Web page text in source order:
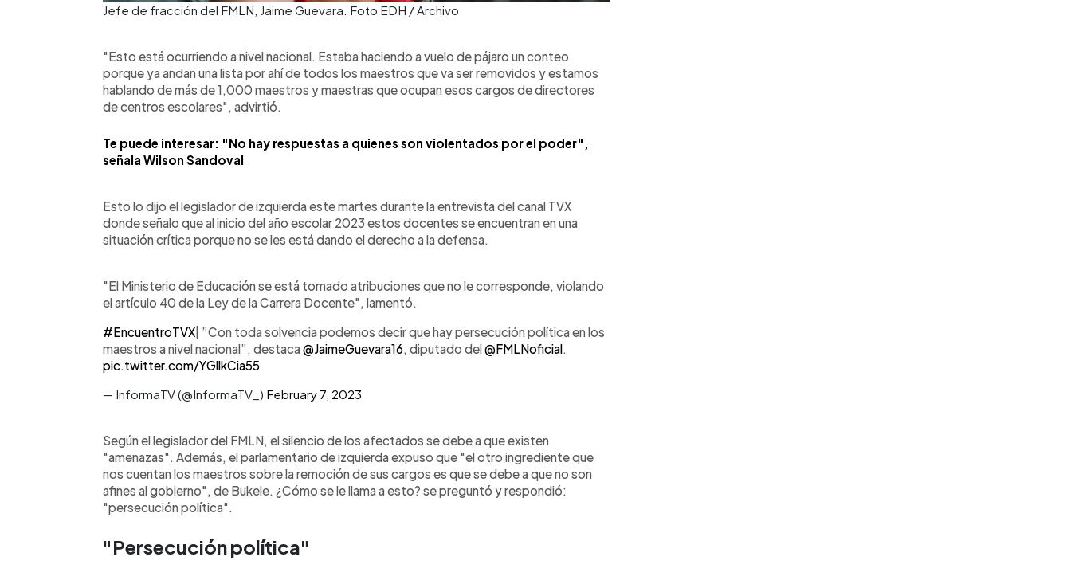
Jefe de fracción del FMLN, Jaime Guevara. Foto EDH / Archivo
"Esto está ocurriendo a nivel nacional. Estaba haciendo a vuelo de pájaro un conteo
porque ya andan una lista por ahí de todos los maestros que va ser removidos y estamos
hablando de más de 1,000 maestros y maestras que ocupan esos cargos de directores
de centros escolares", advirtió.
Te puede interesar: "No hay respuestas a quienes son violentados por el poder",
señala Wilson Sandoval
Esto lo dijo el legislador de izquierda este martes durante la entrevista del canal TVX
donde señalo que al inicio del año escolar 2023 estos docentes se encuentran en una
situación crítica porque no se les está dando el derecho a la defensa.
"El Ministerio de Educación se está tomado atribuciones que no le corresponde, violando
el artículo 40 de la Ley de la Carrera Docente", lamentó.
#EncuentroTVX | ”Con toda solvencia podemos decir que hay persecución política en los
maestros a nivel nacional”, destaca@JaimeGuevara16 , diputado del@FMLNoficial
pic.twitter.com/YGllkCia55
— InformaTV (@InformaTV_) February 7, 2023
Según el legislador del FMLN, el silencio de los afectados se debe a que existen
"amenazas". Además, el parlamentario de izquierda expuso que "el otro ingrediente que
nos cuentan los maestros sobre la remoción de sus cargos es que se debe a que no son
afines al gobierno", de Bukele. ¿Cómo se le llama a esto? se preguntó y respondió:
"persecución política".
"Persecución política"